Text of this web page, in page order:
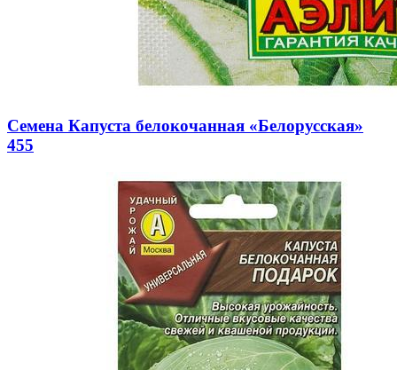
Семена Капуста белокочанная «Белорусская»
455